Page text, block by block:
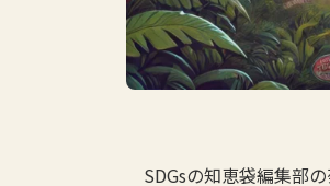
SDGsの知恵袋編集部の